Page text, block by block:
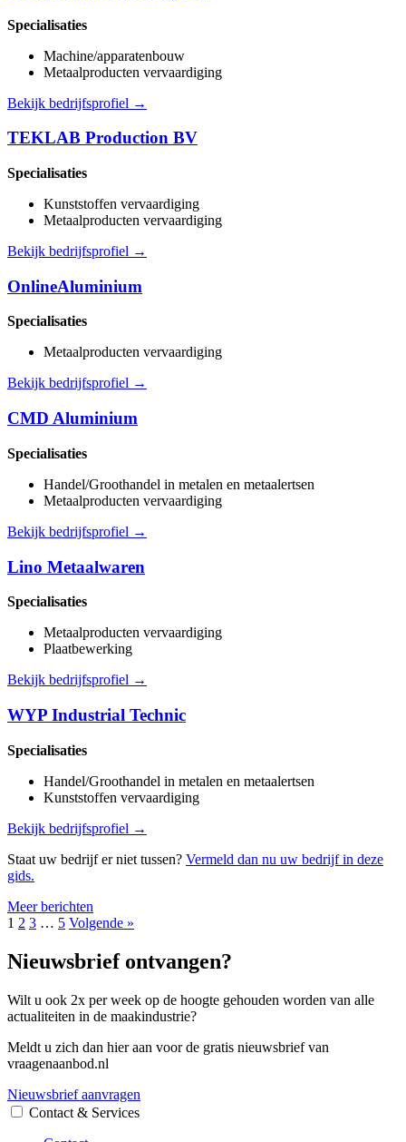
Specialisaties
Machine/apparatenbouw
Metaalproducten vervaardiging
Bekijk bedrijfsprofiel →
TEKLAB Production BV
Specialisaties
Kunststoffen vervaardiging
Metaalproducten vervaardiging
Bekijk bedrijfsprofiel →
OnlineAluminium
Specialisaties
Metaalproducten vervaardiging
Bekijk bedrijfsprofiel →
CMD Aluminium
Specialisaties
Handel/Groothandel in metalen en metaalertsen
Metaalproducten vervaardiging
Bekijk bedrijfsprofiel →
Lino Metaalwaren
Specialisaties
Metaalproducten vervaardiging
Plaatbewerking
Bekijk bedrijfsprofiel →
WYP Industrial Technic
Specialisaties
Handel/Groothandel in metalen en metaalertsen
Kunststoffen vervaardiging
Bekijk bedrijfsprofiel →
Staat uw bedrijf er niet tussen? Vermeld dan nu uw bedrijf in deze
gids.
Meer berichten
1 2 3 … 5 Volgende »
Nieuwsbrief ontvangen?
Wilt u ook 2x per week op de hoogte gehouden worden van alle
actualiteiten in de maakindustrie?
Meldt u zich dan hier aan voor de gratis nieuwsbrief van
vraagenaanbod.nl
Nieuwsbrief aanvragen
Contact & Services